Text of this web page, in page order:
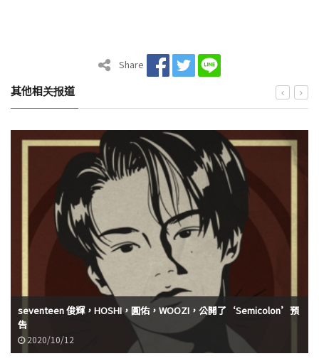
Share
其他相关报道
seventeen 俊輝，HOSHI，圓佑，WOOZI，公開了‘Semicolon’預
告
2020/10/12